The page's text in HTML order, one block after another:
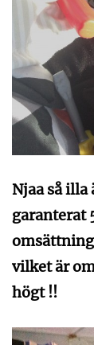
Njaa så illa
garanterat
vilket är
högt !!